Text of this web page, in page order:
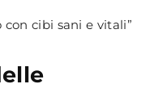
cibi sani e vitali”